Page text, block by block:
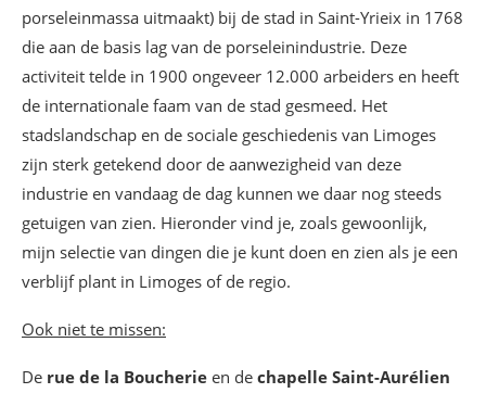
porseleinmassa uitmaakt) bij de stad in Saint-Yrieix in 1768
die aan de basis lag van de porseleinindustrie. Deze
activiteit telde in 1900 ongeveer 12.000 arbeiders en heeft
de internationale faam van de stad gesmeed. Het
stadslandschap en de sociale geschiedenis van Limoges
zijn sterk getekend door de aanwezigheid van deze
industrie en vandaag de dag kunnen we daar nog steeds
getuigen van zien. Hieronder vind je, zoals gewoonlijk,
mijn selectie van dingen die je kunt doen en zien als je een
verblijf plant in Limoges of de regio.
Ook niet te missen:
De rue de la Boucherie en de chapelle Saint-Aurélien